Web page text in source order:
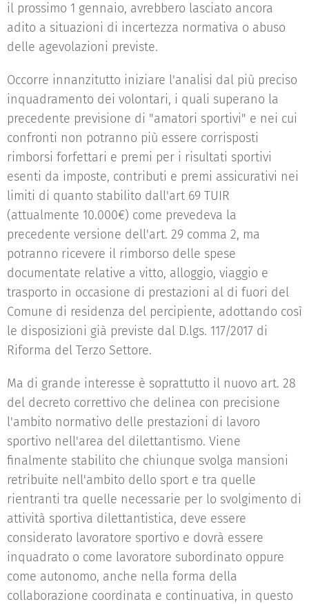
il prossimo 1 gennaio, avrebbero lasciato ancora
adito a situazioni di incertezza normativa o abuso
delle agevolazioni previste.
Occorre innanzitutto iniziare l'analisi dal più preciso
inquadramento dei volontari, i quali superano la
precedente previsione di "amatori sportivi" e nei cui
confronti non potranno più essere corrisposti
rimborsi forfettari e premi per i risultati sportivi
esenti da imposte, contributi e premi assicurativi nei
limiti di quanto stabilito dall'art 69 TUIR
(attualmente 10.000€) come prevedeva la
precedente versione dell'art. 29 comma 2, ma
potranno ricevere il rimborso delle spese
documentate relative a vitto, alloggio, viaggio e
trasporto in occasione di prestazioni al di fuori del
Comune di residenza del percipiente, adottando così
le disposizioni già previste dal D.lgs. 117/2017 di
Riforma del Terzo Settore.
Ma di grande interesse è soprattutto il nuovo art. 28
del decreto correttivo che delinea con precisione
l'ambito normativo delle prestazioni di lavoro
sportivo nell'area del dilettantismo. Viene
finalmente stabilito che chiunque svolga mansioni
retribuite nell'ambito dello sport e tra quelle
rientranti tra quelle necessarie per lo svolgimento di
attività sportiva dilettantistica, deve essere
considerato lavoratore sportivo e dovrà essere
inquadrato o come lavoratore subordinato oppure
come autonomo, anche nella forma della
collaborazione coordinata e continuativa, in questo